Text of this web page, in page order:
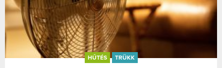
HŰTÉS TRÜKK